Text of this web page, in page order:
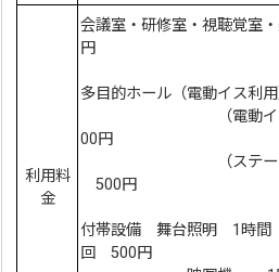
利用料
金
会議室・研修室・視聴
円
多目的ホール（電動イ
（電動イス利用
00円
（ステージの
500円
付帯設備 舞台照明 1時間
回 500円